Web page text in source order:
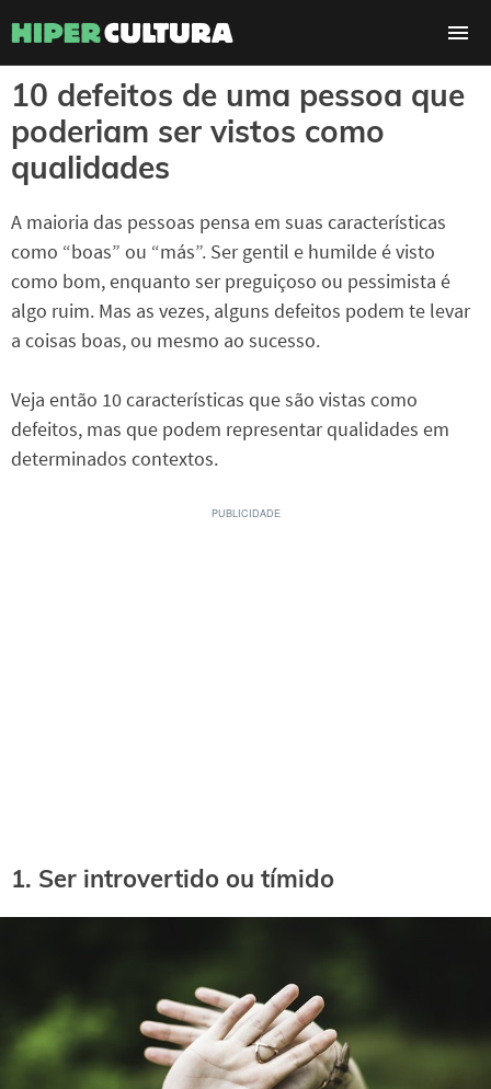
10 defeitos de uma pessoa que
poderiam ser vistos como
qualidades
A maioria das pessoas pensa em suas características
como “boas” ou “más”. Ser gentil e humilde é visto
como bom, enquanto ser preguiçoso ou pessimista é
algo ruim. Mas as vezes, alguns defeitos podem te levar
a coisas boas, ou mesmo ao sucesso.
Veja então 10 características que são vistas como
defeitos, mas que podem representar qualidades em
determinados contextos.
1. Ser introvertido ou tímido